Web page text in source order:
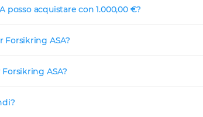
acquistare con 1.000,00 €?
Forsikring ASA?
ASA?